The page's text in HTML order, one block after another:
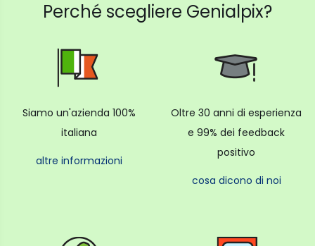
Perché scegliere Genialpix?
Siamo un'azienda 100%
italiana
altre informazioni
Oltre 30 anni di esperienza
e 99% dei feedback
positivo
cosa dicono di noi